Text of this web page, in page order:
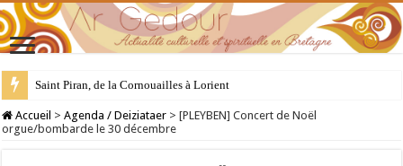
Saint Piran, de la Cornouailles à Lorient
28 juillet : Saint Samson de Dol, père de la Bretagne chrétienne
Accueil > Agenda / Deiziataer > [PLEYBEN] Concert de Noël
orgue/bombarde le 30 décembre